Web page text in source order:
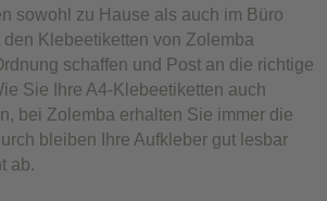
sowohl zu Hause als auch im Büro
Klebeetiketten von Zolemba
schaffen und Post an die richtige
Sie Ihre A4-Klebeetiketten auch
bei Zolemba erhalten Sie immer die
bleiben Ihre Aufkleber gut lesbar
ab.